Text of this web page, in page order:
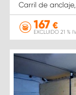
Carril de
167 €
EXCLUIDO 21 %